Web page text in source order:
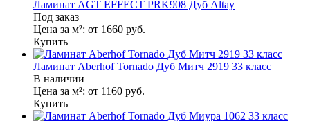
Ламинат AGT EFFECT PRK908 Дуб Altay
Под заказ
Цена за м²: от 1660 руб.
Купить
Ламинат Aberhof Tornado Дуб Митч 2919 33 класс
В наличии
Цена за м²: от 1160 руб.
Купить